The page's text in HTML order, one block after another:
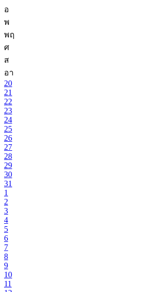
อ
พ
พฤ
ศ
ส
อา
20
21
22
23
24
25
26
27
28
29
30
31
1
2
3
4
5
6
7
8
9
10
11